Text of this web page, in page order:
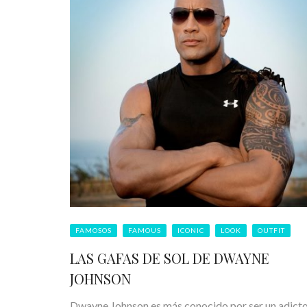
FAMOSOS FAMOUS ICONIC LOOK OUTFIT
LAS GAFAS DE SOL DE DWAYNE
JOHNSON